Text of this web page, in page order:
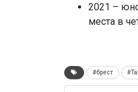
2021 –
места в
#брест